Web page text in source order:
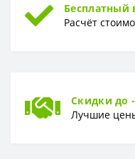
Бесплатный
Расчёт
Скидки до
Лучшие